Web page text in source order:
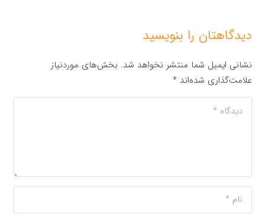
دیدگاهتان را بنویسید
نشانی ایمیل شما منتشر نخواهد شد. بخش‌های موردنیاز
علامت‌گذاری شده‌اند*